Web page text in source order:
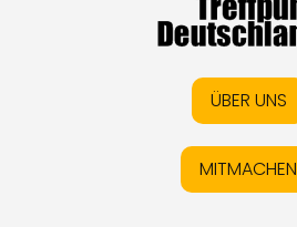
ÜBER UNS
MITMACHEN